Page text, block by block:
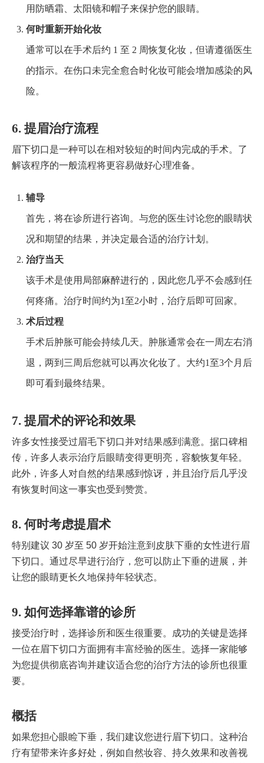
用防晒霜、太阳镜和帽子来保护您的眼睛。
何时重新开始化妆
通常可以在手术后约 1 至 2 周恢复化妆，但请遵循医生
的指示。在伤口未完全愈合时化妆可能会增加感染的风
险。
6. 提眉治疗流程
眉下切口是一种可以在相对较短的时间内完成的手术。了
解该程序的一般流程将更容易做好心理准备。
辅导
首先，将在诊所进行咨询。与您的医生讨论您的眼睛状
况和期望的结果，并决定最合适的治疗计划。
治疗当天
该手术是使用局部麻醉进行的，因此您几乎不会感到任
何疼痛。治疗时间约为1至2小时，治疗后即可回家。
术后过程
手术后肿胀可能会持续几天。肿胀通常会在一周左右消
退，两到三周后您就可以再次化妆了。大约1至3个月后
即可看到最终结果。
7. 提眉术的评论和效果
许多女性接受过眉毛下切口并对结果感到满意。据口碑相
传，许多人表示治疗后眼睛变得更明亮，容貌恢复年轻。
此外，许多人对自然的结果感到惊讶，并且治疗后几乎没
有恢复时间这一事实也受到赞赏。
8. 何时考虑提眉术
特别建议 ​​30 岁至 50 岁开始注意到皮肤下垂的女性进行眉
下切口。通过尽早进行治疗，您可以防止下垂的进展，并
让您的眼睛更长久地保持年轻状态。
9. 如何选择靠谱的诊所
接受治疗时，选择诊所和医生很重要。成功的关键是选择
一位在眉下切口方面拥有丰富经验的医生。选择一家能够
为您提供彻底咨询并建议适合您的治疗方法的诊所也很重
要。
概括
如果您担心眼睑下垂，我们建议您进行眉下切口。这种治
疗有望带来许多好处，例如自然妆容、持久效果和改善视